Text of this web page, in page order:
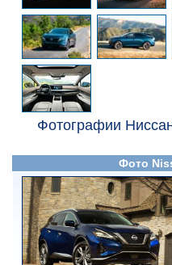
Фотографии
Фото